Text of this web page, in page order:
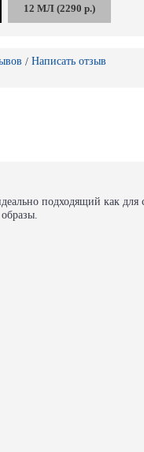
12 МЛ (2290 р.)
/ Написать отзыв
подходящий как для